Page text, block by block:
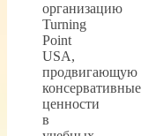
организацию
Turning
Point
USA,
продвигающую
консервативные
ценности
в